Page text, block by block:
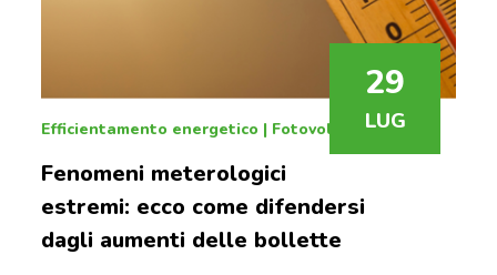
29
LUG
Efficientamento energetico | Fotovoltaico
Fenomeni meterologici
estremi: ecco come difendersi
dagli aumenti delle bollette